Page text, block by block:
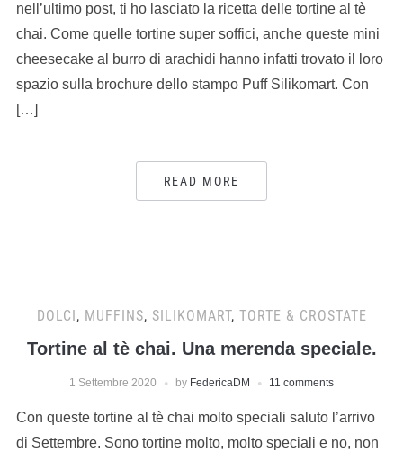
nell’ultimo post, ti ho lasciato la ricetta delle tortine al tè
chai. Come quelle tortine super soffici, anche queste mini
cheesecake al burro di arachidi hanno infatti trovato il loro
spazio sulla brochure dello stampo Puff Silikomart. Con
[…]
READ MORE
DOLCI, MUFFINS, SILIKOMART, TORTE & CROSTATE
Tortine al tè chai. Una merenda speciale.
1 Settembre 2020 by FedericaDM 11 comments
Con queste tortine al tè chai molto speciali saluto l’arrivo
di Settembre. Sono tortine molto, molto speciali e no, non